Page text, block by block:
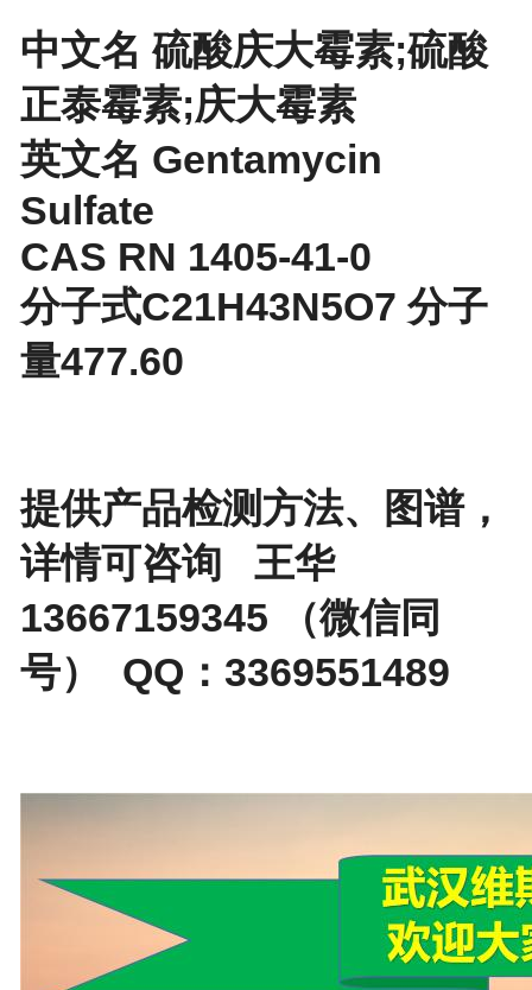
中文名 硫酸庆大霉素;硫酸
正泰霉素;庆大霉素
英文名 Gentamycin
Sulfate
CAS RN 1405-41-0
分子式C21H43N5O7 分子
量477.60
提供产品检测方法、图谱，
详情可咨询 王华
13667159345 （微信同
号） QQ：3369551489